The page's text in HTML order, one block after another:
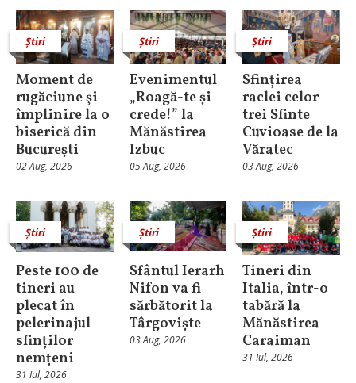
Știri
Moment de
rugăciune şi
împlinire la o
biserică din
Bucureşti
02 Aug, 2026
Știri
Evenimentul
„Roagă-te și
crede!” la
Mănăstirea
Izbuc
05 Aug, 2026
Știri
Sfințirea
raclei celor
trei Sfinte
Cuvioase de la
Văratec
03 Aug, 2026
Știri
Peste 100 de
tineri au
plecat în
pelerinajul
sfinților
nemțeni
31 Iul, 2026
Știri
Sfântul Ierarh
Nifon va fi
sărbătorit la
Târgoviște
03 Aug, 2026
Știri
Tineri din
Italia, într-o
tabără la
Mănăstirea
Caraiman
31 Iul, 2026